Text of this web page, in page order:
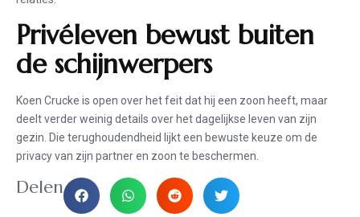
Privéleven bewust buiten
de schijnwerpers
Koen Crucke is open over het feit dat hij een zoon heeft, maar
deelt verder weinig details over het dagelijkse leven van zijn
gezin. Die terughoudendheid lijkt een bewuste keuze om de
privacy van zijn partner en zoon te beschermen.
Delen